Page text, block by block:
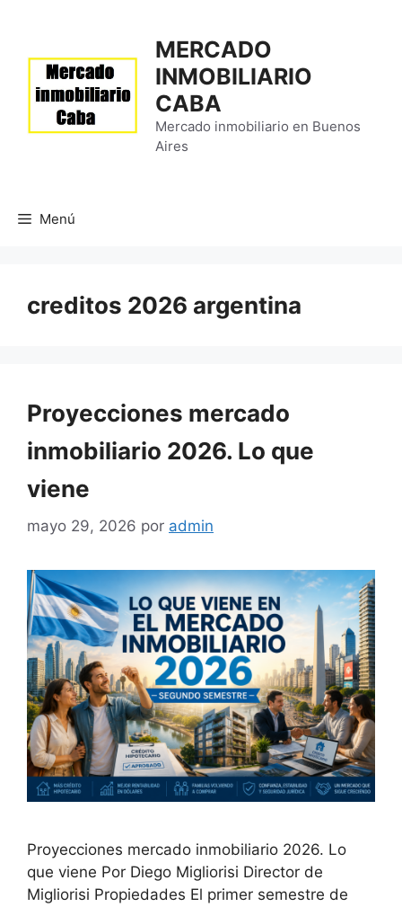
contenido
MERCADO
INMOBILIARIO
CABA
Mercado inmobiliario en Buenos
Aires
Menú
creditos 2026 argentina
Proyecciones mercado
inmobiliario 2026. Lo que
viene
mayo 29, 2026 por admin
Proyecciones mercado inmobiliario 2026. Lo
que viene Por Diego Migliorisi Director de
Migliorisi Propiedades El primer semestre de